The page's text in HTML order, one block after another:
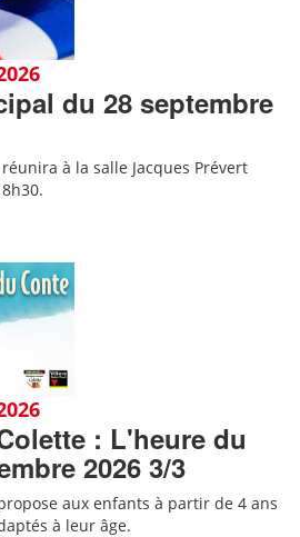
du 28 septembre
à la salle Jacques Prévert
: L'heure du
2026 3/3
aux enfants à partir de 4 ans
à leur âge.